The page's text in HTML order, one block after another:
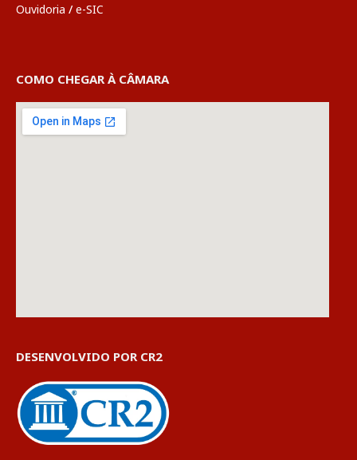
Ouvidoria / e-SIC
COMO CHEGAR À CÂMARA
DESENVOLVIDO POR CR2